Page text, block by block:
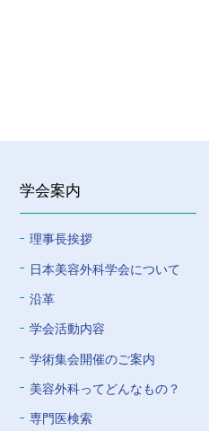
学会案内
理事長挨拶
⽇本美容外科学会について
沿革
学会活動内容
学術集会開催のご案内
美容外科ってどんなもの？
専門医検索